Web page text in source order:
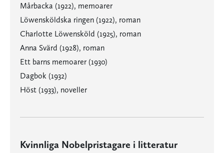
Mårbacka (1922), memoarer
Löwensköldska ringen (1922), roman
Charlotte Löwensköld (1925), roman
Anna Svärd (1928), roman
Ett barns memoarer (1930)
Dagbok (1932)
Höst (1933), noveller
Kvinnliga Nobelpristagare i litteratur